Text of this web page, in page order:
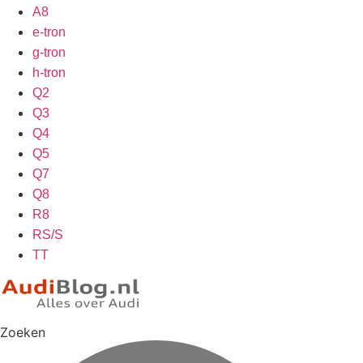
A8
e-tron
g-tron
h-tron
Q2
Q3
Q4
Q5
Q7
Q8
R8
RS/S
TT
Zoeken